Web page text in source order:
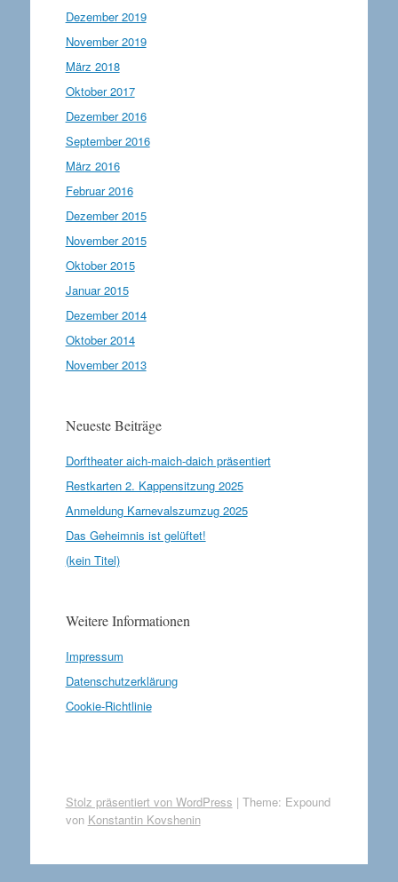
Dezember 2019
November 2019
März 2018
Oktober 2017
Dezember 2016
September 2016
März 2016
Februar 2016
Dezember 2015
November 2015
Oktober 2015
Januar 2015
Dezember 2014
Oktober 2014
November 2013
Neueste Beiträge
Dorftheater aich-maich-daich präsentiert
Restkarten 2. Kappensitzung 2025
Anmeldung Karnevalszumzug 2025
Das Geheimnis ist gelüftet!
(kein Titel)
Weitere Informationen
Impressum
Datenschutzerklärung
Cookie-Richtlinie
Stolz präsentiert von WordPress | Theme: Expound
von Konstantin Kovshenin